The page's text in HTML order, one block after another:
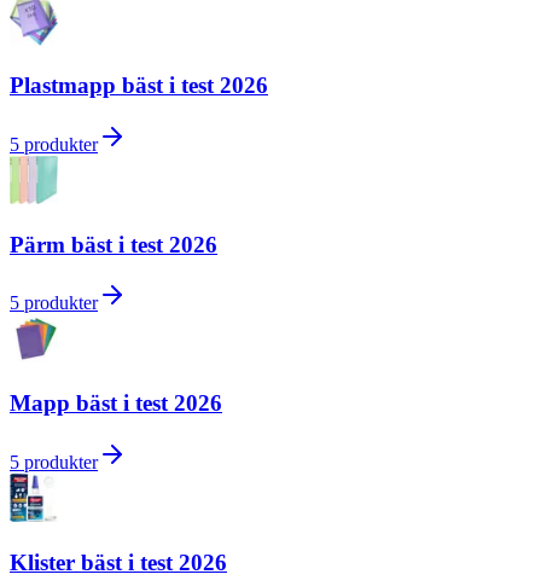
Plastmapp bäst i test 2026
5 produkter
Pärm bäst i test 2026
5 produkter
Mapp bäst i test 2026
5 produkter
Klister bäst i test 2026